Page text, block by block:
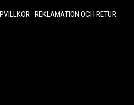
REKLAMATION OCH RETUR